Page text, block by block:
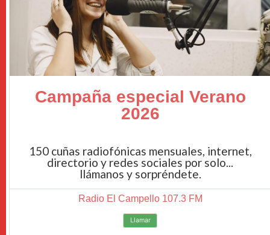
Campaña especial Verano
2026
150 cuñas radiofónicas mensuales, internet,
directorio y redes sociales por solo...
llámanos y sorpréndete.
Radio El Campello 107.3 FM
Llamar